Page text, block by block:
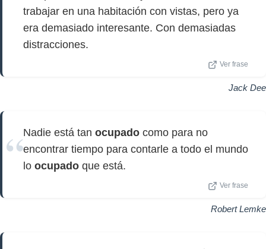
trabajar en una habitación con vistas, pero ya
era demasiado interesante. Con demasiadas
distracciones.
Ver frase
Jack Dee
Nadie está tan ocupado como para no
encontrar tiempo para contarle a todo el mundo
lo ocupado que está.
Ver frase
Robert Lemke